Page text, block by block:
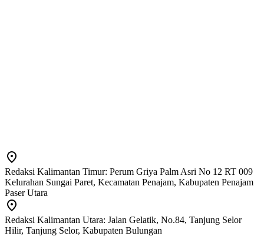
Redaksi Kalimantan Timur: Perum Griya Palm Asri No 12 RT 009
Kelurahan Sungai Paret, Kecamatan Penajam, Kabupaten Penajam
Paser Utara
Redaksi Kalimantan Utara: Jalan Gelatik, No.84, Tanjung Selor
Hilir, Tanjung Selor, Kabupaten Bulungan